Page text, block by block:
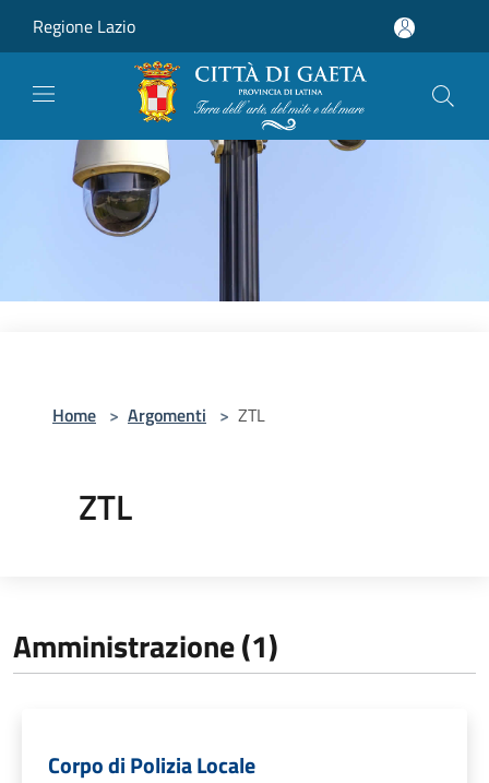
Regione Lazio
Home > Argomenti > ZTL
ZTL
Amministrazione (1)
Corpo di Polizia Locale